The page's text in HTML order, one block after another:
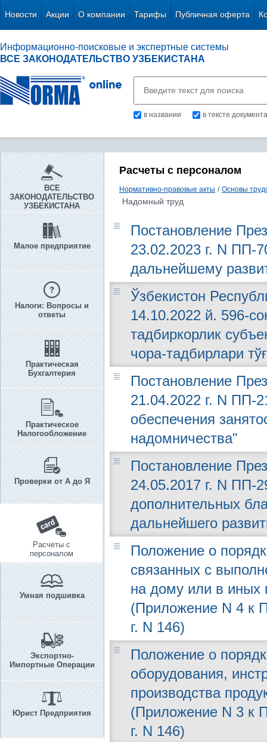
Новости Акции О компании Тарифы Публичная оферта
Информационно-поисковые и экспертные системы
ВСЕ ЗАКОНОДАТЕЛЬСТВО УЗБЕКИСТАНА
в названии в тексте документа
ВСЕ
ЗАКОНОДАТЕЛЬСТВО
УЗБЕКИСТАНА
Малое предприятие
Налоги: Вопросы и
ответы
Практическая
Бухгалтерия
Практическое
Налогообложение
Проверки от А до Я
Расчеты с
персоналом
Умная подшивка
Экспортно-
Импортные Операции
Юрист Предприятия
Расчеты с персоналом
Нормативно-правовые акты / Основы
Надомный труд
Постановление
23.02.2023 г. N ПП-
дальнейшему
Ўзбекистон
14.10.2022 й. 596-
тадбиркорлик
чора-тадбирлари
Постановление
21.04.2022 г. N ПП-
обеспечения
надомничества"
Постановление
24.05.2017 г. N ПП-
дополнительных
дальнейшего
Положение о
связанных с
на дому или в
(Приложение N 4 к
г. N 146)
Положение о
оборудования,
производства
(Приложение N 3 к
г. N 146)